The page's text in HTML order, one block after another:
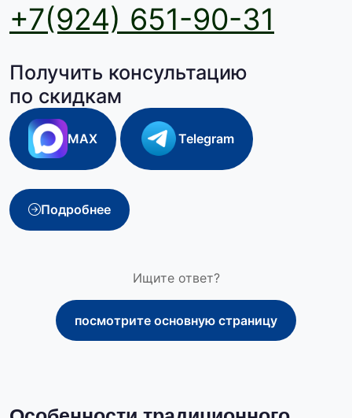
+7(924) 651-90-31
Получить консультацию
по скидкам
MAX Telegram
Подробнее
Ищите ответ?
посмотрите основную страницу